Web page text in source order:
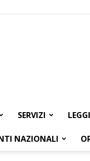
SERVIZI
NAZIONALI